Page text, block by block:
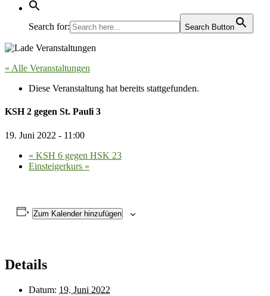
Search for: Search Button
« Alle Veranstaltungen
Diese Veranstaltung hat bereits stattgefunden.
KSH 2 gegen St. Pauli 3
19. Juni 2022 - 11:00
« KSH 6 gegen HSK 23
Einsteigerkurs »
Zum Kalender hinzufügen
Details
Datum: 19. Juni 2022